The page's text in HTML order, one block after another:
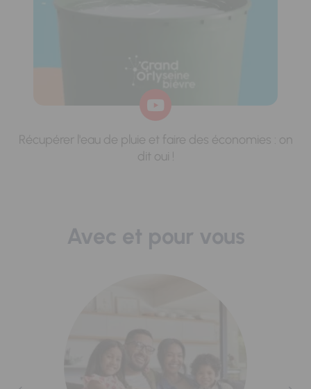
Récupérer l'eau de pluie et faire des économies : on
dit oui !
Avec et pour vous